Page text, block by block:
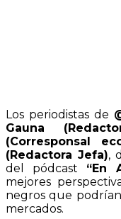
Los periodistas de
Gauna
(Corresponsal
(Redactora Jefa),
del pódcast “En
mejores
negros que
mercados.